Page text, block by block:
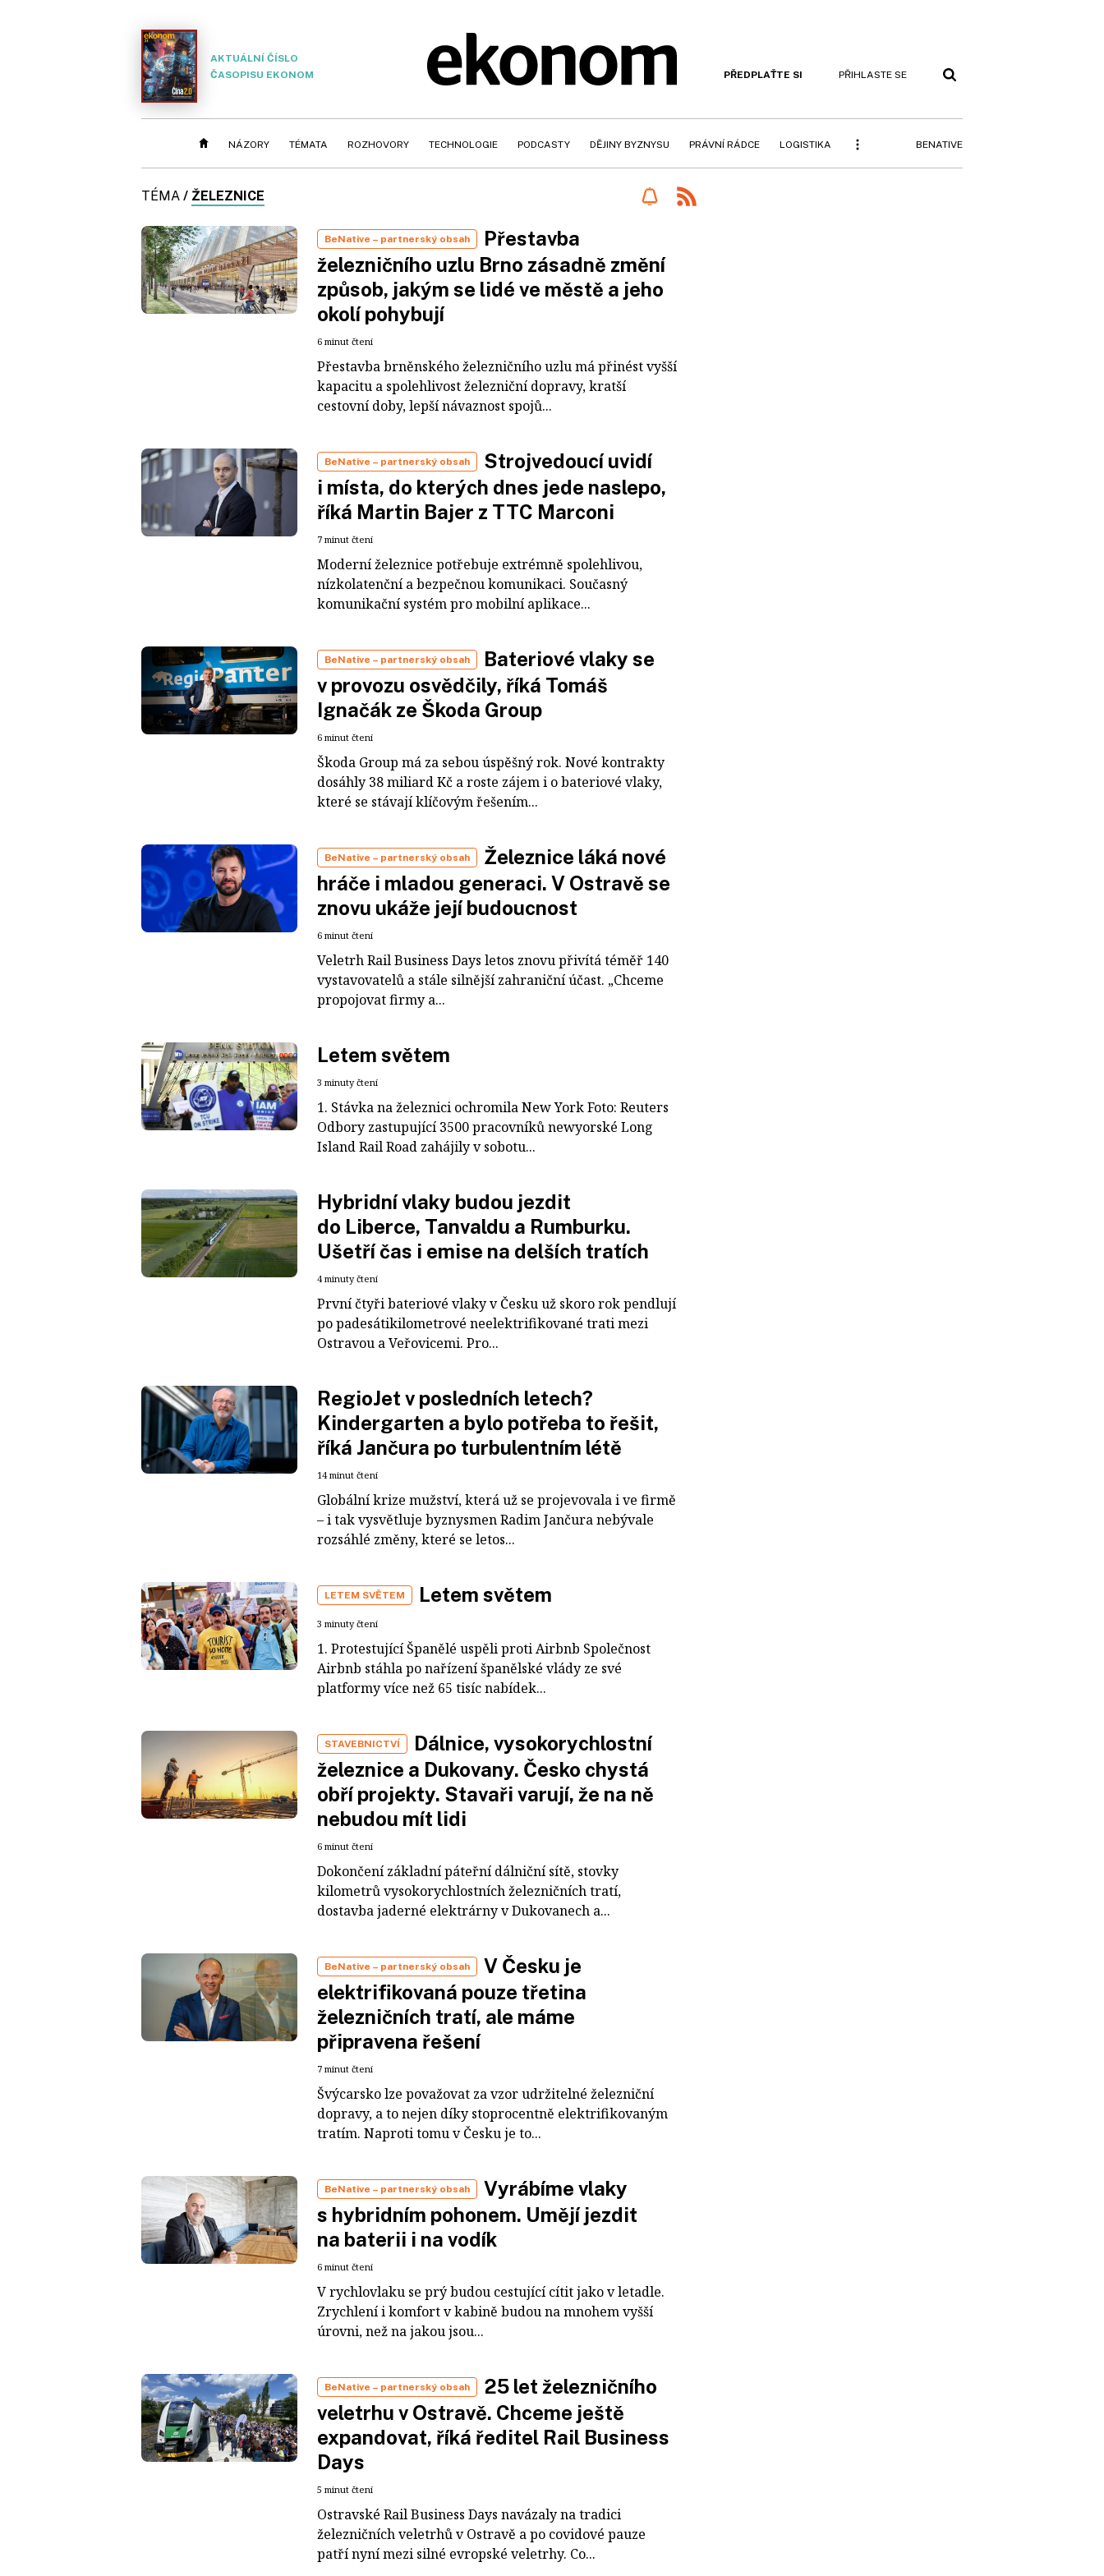
AKTUÁLNÍ ČÍSLO
ČASOPISU EKONOM
PŘEDPLAŤTE SI PŘIHLASTE SE
NÁZORY TÉMATA ROZHOVORY TECHNOLOGIE PODCASTY DĚJINY BYZNYSU PRÁVNÍ RÁDCE LOGISTIKA BENATIVE
TÉMA / ŽELEZNICE
BeNative – partnerský obsah
Přestavba
železničního uzlu Brno zásadně změní
způsob, jakým se lidé ve městě a jeho
okolí pohybují
6 minut čtení
Přestavba brněnského železničního uzlu má přinést vyšší
kapacitu a spolehlivost železniční dopravy, kratší
cestovní doby, lepší návaznost spojů...
BeNative – partnerský obsah
Strojvedoucí uvidí
i místa, do kterých dnes jede naslepo,
říká Martin Bajer z TTC Marconi
7 minut čtení
Moderní železnice potřebuje extrémně spolehlivou,
nízkolatenční a bezpečnou komunikaci. Současný
komunikační systém pro mobilní aplikace...
BeNative – partnerský obsah
Bateriové vlaky se
v provozu osvědčily, říká Tomáš
Ignačák ze Škoda Group
6 minut čtení
Škoda Group má za sebou úspěšný rok. Nové kontrakty
dosáhly 38 miliard Kč a roste zájem i o bateriové vlaky,
které se stávají klíčovým řešením...
BeNative – partnerský obsah
Železnice láká nové
hráče i mladou generaci. V Ostravě se
znovu ukáže její budoucnost
6 minut čtení
Veletrh Rail Business Days letos znovu přivítá téměř 140
vystavovatelů a stále silnější zahraniční účast. „Chceme
propojovat firmy a...
Letem světem
3 minuty čtení
1. Stávka na železnici ochromila New York Foto: Reuters
Odbory zastupující 3500 pracovníků newyorské Long
Island Rail Road zahájily v sobotu...
Hybridní vlaky budou jezdit
do Liberce, Tanvaldu a Rumburku.
Ušetří čas i emise na delších tratích
4 minuty čtení
První čtyři bateriové vlaky v Česku už skoro rok pendlují
po padesátikilometrové neelektrifikované trati mezi
Ostravou a Veřovicemi. Pro...
RegioJet v posledních letech?
Kindergarten a bylo potřeba to řešit,
říká Jančura po turbulentním létě
14 minut čtení
Globální krize mužství, která už se projevovala i ve firmě
– i tak vysvětluje byznysmen Radim Jančura nebývale
rozsáhlé změny, které se letos...
LETEM SVĚTEM Letem světem
3 minuty čtení
1. Protestující Španělé uspěli proti Airbnb Společnost
Airbnb stáhla po nařízení španělské vlády ze své
platformy více než 65 tisíc nabídek...
STAVEBNICTVÍ
Dálnice, vysokorychlostní
železnice a Dukovany. Česko chystá
obří projekty. Stavaři varují, že na ně
nebudou mít lidi
6 minut čtení
Dokončení základní páteřní dálniční sítě, stovky
kilometrů vysokorychlostních železničních tratí,
dostavba jaderné elektrárny v Dukovanech a...
BeNative – partnerský obsah
V Česku je
elektrifikovaná pouze třetina
železničních tratí, ale máme
připravena řešení
7 minut čtení
Švýcarsko lze považovat za vzor udržitelné železniční
dopravy, a to nejen díky stoprocentně elektrifikovaným
tratím. Naproti tomu v Česku je to...
BeNative – partnerský obsah
Vyrábíme vlaky
s hybridním pohonem. Umějí jezdit
na baterii i na vodík
6 minut čtení
V rychlovlaku se prý budou cestující cítit jako v letadle.
Zrychlení i komfort v kabině budou na mnohem vyšší
úrovni, než na jakou jsou...
BeNative – partnerský obsah
25 let železničního
veletrhu v Ostravě. Chceme ještě
expandovat, říká ředitel Rail Business
Days
5 minut čtení
Ostravské Rail Business Days navázaly na tradici
železničních veletrhů v Ostravě a po covidové pauze
patří nyní mezi silné evropské veletrhy. Co...